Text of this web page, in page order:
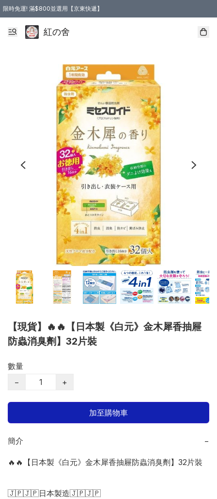
限時免運! 滿$800並選用【京東快遞】
紅の舍
【現貨】🔥🔥【日本製《白元》金木犀香抽屜
防蟲消臭劑】32片裝
數量
−
+
加至購物車
簡介 −
🔥🔥【日本製《白元》金木犀香抽屜防蟲消臭劑】32片裝
🇯🇵🇯🇵日本製造🇯🇵🇯🇵